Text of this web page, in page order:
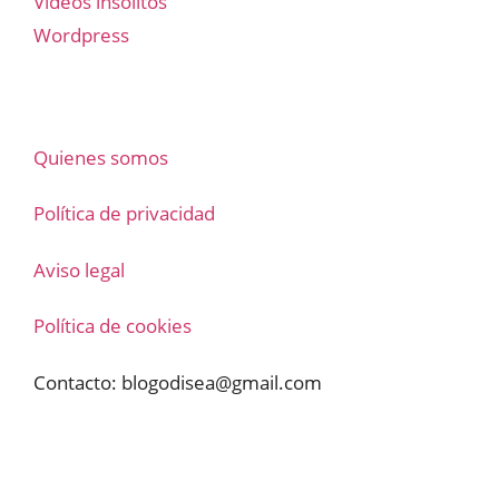
Wordpress
Quienes somos
Política de privacidad
Aviso legal
Política de cookies
Contacto: blogodisea@gmail.com